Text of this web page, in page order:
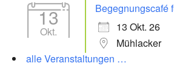
13
Okt.
Begegnungscafé
13 Okt. 26
Mühlacker
alle Veranstaltungen …